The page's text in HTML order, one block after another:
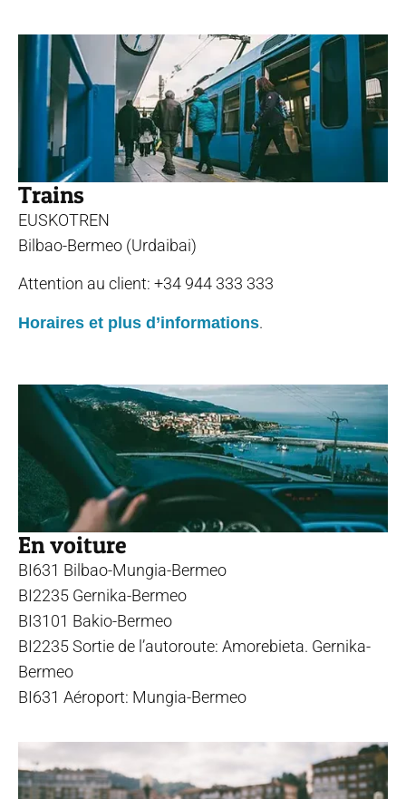
Trains
EUSKOTREN
Bilbao-Bermeo (Urdaibai)
Attention au client: +34 944 333 333
Horaires et plus d’informations.
En voiture
BI631 Bilbao-Mungia-Bermeo
BI2235 Gernika-Bermeo
BI3101 Bakio-Bermeo
BI2235 Sortie de l’autoroute: Amorebieta. Gernika-
Bermeo
BI631 Aéroport: Mungia-Bermeo